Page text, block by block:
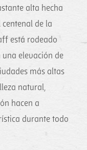
alta hecha
de la
está rodeado
una elevación de
más altas
natural,
hacen a
durante todo